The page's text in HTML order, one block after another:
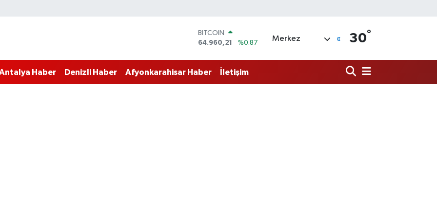
BITCOIN
64.960,21
%0.87
EURO
Merkez 30°
Haber Denizli Haber Afyonkarahisar Haber İletişim